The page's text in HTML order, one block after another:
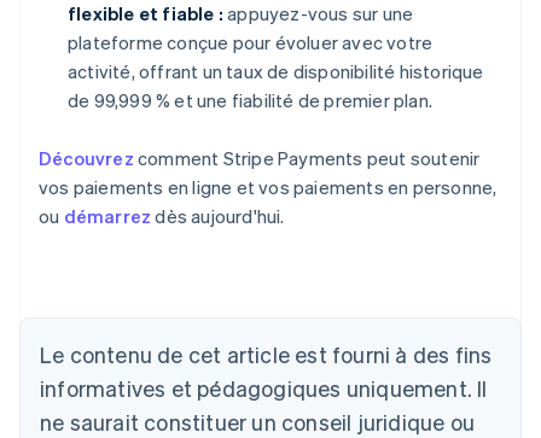
flexible et fiable : appuyez-vous sur une
plateforme conçue pour évoluer avec votre
activité, offrant un taux de disponibilité historique
de 99,999 % et une fiabilité de premier plan.
Découvrez comment Stripe Payments peut soutenir
vos paiements en ligne et vos paiements en personne,
ou démarrez dès aujourd'hui.
Le contenu de cet article est fourni à des fins
informatives et pédagogiques uniquement. Il
ne saurait constituer un conseil juridique ou
Allemagne
Deutsch
Australie
English